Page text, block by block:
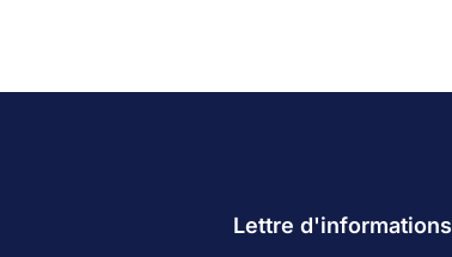
Lettre d'informations